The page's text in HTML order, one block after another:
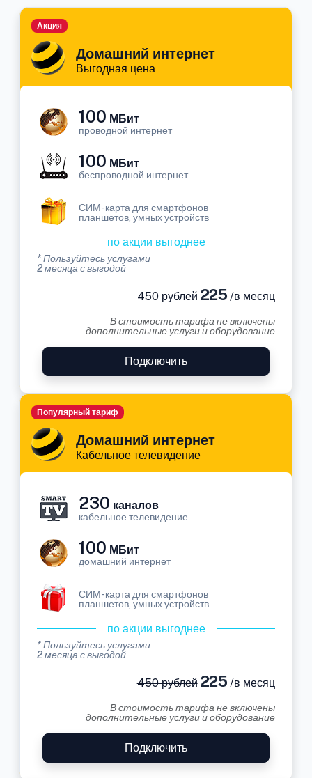
Домашний интернет
Выгодная цена
Акция
100 МБит
проводной интернет
100 МБит
беспроводной интернет
СИМ-карта для смартфонов
планшетов, умных устройств
по акции выгоднее
* Пользуйтесь услугами
2 месяца с выгодой
450 рублей225 /в месяц
В стоимость тарифа не включены
дополнительные услуги и оборудование
Подключить
Домашний интернет
Кабельное телевидение
Популярный тариф
230 каналов
кабельное телевидение
100 МБит
домашний интернет
СИМ-карта для смартфонов
планшетов, умных устройств
по акции выгоднее
* Пользуйтесь услугами
2 месяца с выгодой
450 рублей225 /в месяц
В стоимость тарифа не включены
дополнительные услуги и оборудование
Подключить